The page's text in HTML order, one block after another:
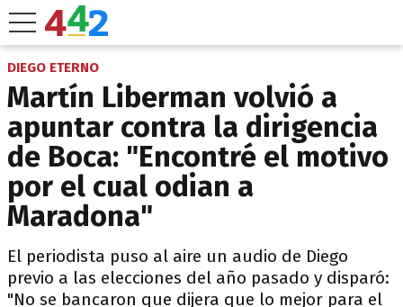
DIEGO ETERNO
Martín Liberman volvió a
apuntar contra la dirigencia
de Boca: "Encontré el motivo
por el cual odian a
Maradona"
El periodista puso al aire un audio de Diego
previo a las elecciones del año pasado y disparó:
"No se bancaron que dijera que lo mejor para el